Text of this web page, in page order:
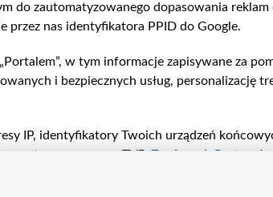
do zautomatyzowanego dopasowania reklam
przez nas identyfikatora PPID do Google.
w tym informacje zapisywane za
i bezpiecznych usług, personalizację
IP, identyfikatory Twoich urządzeń
przez TVP, Zaufanych
lub dostęp do nich, wyboru
treści, wyboru spersonalizowanych treści,